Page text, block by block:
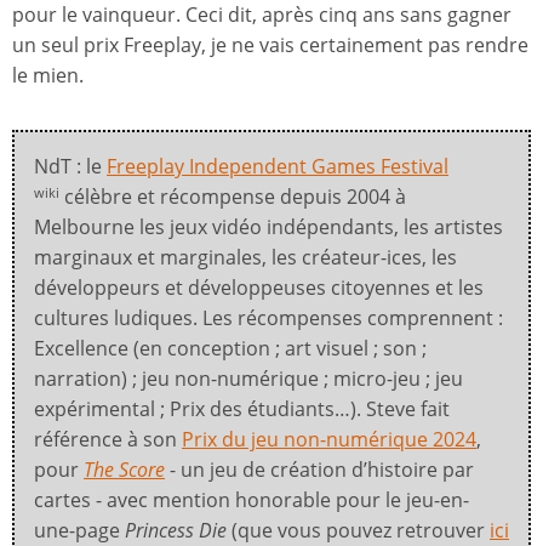
pour le vainqueur. Ceci dit, après cinq ans sans gagner
un seul prix Freeplay, je ne vais certainement pas rendre
le mien.
NdT : le Freeplay Independent Games Festival
wiki célèbre et récompense depuis 2004 à
Melbourne les jeux vidéo indépendants, les artistes
marginaux et marginales, les créateur-ices, les
développeurs et développeuses citoyennes et les
cultures ludiques. Les récompenses comprennent :
Excellence (en conception ; art visuel ; son ;
narration) ; jeu non-numérique ; micro-jeu ; jeu
expérimental ; Prix des étudiants…). Steve fait
référence à son Prix du jeu non-numérique 2024,
pour The Score- un jeu de création d’histoire par
cartes - avec mention honorable pour le jeu-en-
une-page Princess Die(que vous pouvez retrouver ici